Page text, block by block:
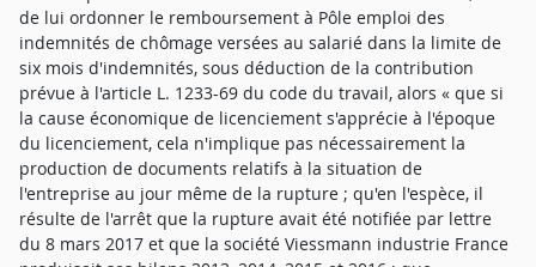
de lui ordonner le remboursement à Pôle emploi des
indemnités de chômage versées au salarié dans la limite de
six mois d'indemnités, sous déduction de la contribution
prévue à l'article L. 1233-69 du code du travail, alors « que si
la cause économique de licenciement s'apprécie à l'époque
du licenciement, cela n'implique pas nécessairement la
production de documents relatifs à la situation de
l'entreprise au jour même de la rupture ; qu'en l'espèce, il
résulte de l'arrêt que la rupture avait été notifiée par lettre
du 8 mars 2017 et que la société Viessmann industrie France